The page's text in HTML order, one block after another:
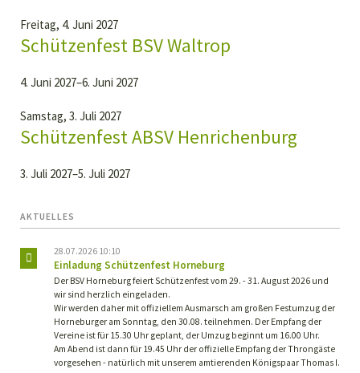
Freitag, 4. Juni 2027
Schützenfest BSV Waltrop
4. Juni 2027–6. Juni 2027
Samstag, 3. Juli 2027
Schützenfest ABSV Henrichenburg
3. Juli 2027–5. Juli 2027
AKTUELLES
28.07.2026 10:10
Einladung Schützenfest Horneburg
Der BSV Horneburg feiert Schützenfest vom 29. - 31. August 2026 und
wir sind herzlich eingeladen.
Wir werden daher mit offiziellem Ausmarsch am großen Festumzug der
Horneburger am Sonntag, den 30.08. teilnehmen. Der Empfang der
Vereine ist für 15.30 Uhr geplant, der Umzug beginnt um 16.00 Uhr.
Am Abend ist dann für 19.45 Uhr der offizielle Empfang der Throngäste
vorgesehen - natürlich mit unserem amtierenden Königspaar Thomas I.